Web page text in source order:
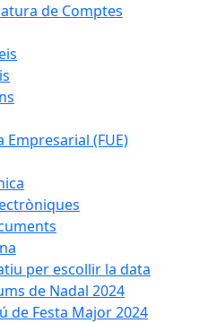
de Comptes
Empresarial (FUE)
per escollir la data
de Nadal 2024
de Festa Major 2024